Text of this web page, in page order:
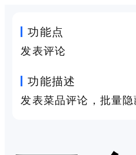
功能点
发表评论
功能描述
发表菜品评论，批量